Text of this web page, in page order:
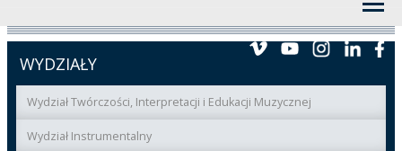
WYDZIAŁY
Wydział Twórczości, Interpretacji i Edukacji Muzycznej
Wydział Instrumentalny